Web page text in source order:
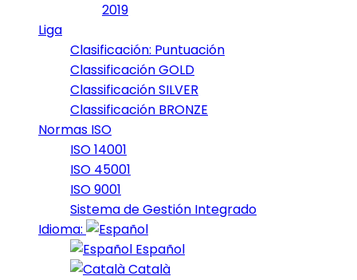
2019
Liga
Clasificación: Puntuación
Classificación GOLD
Classificación SILVER
Classificación BRONZE
Normas ISO
ISO 14001
ISO 45001
ISO 9001
Sistema de Gestión Integrado
Idioma:
Español
Català